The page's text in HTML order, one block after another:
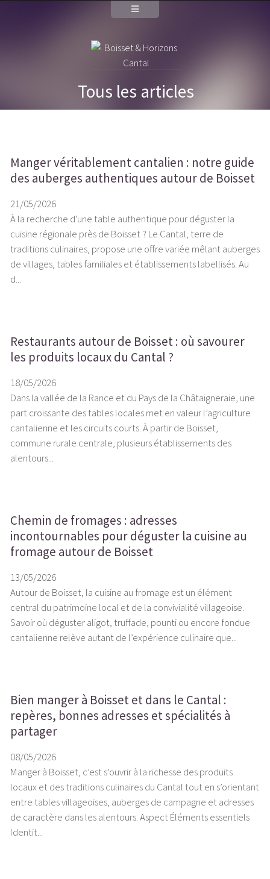
Tous les articles
Manger véritablement cantalien : notre guide
des auberges authentiques autour de Boisset
21/05/2026
À la recherche d'une table authentique pour déguster la
cuisine régionale près de Boisset ? Le Cantal, terre de
traditions culinaires, propose une offre variée mêlant auberges
de villages, tables familiales et établissements labellisés. Au
d...
Restaurants autour de Boisset : où savourer
les produits locaux du Cantal ?
18/05/2026
Dans la vallée de la Rance et du Pays de la Châtaigneraie, une
part croissante des tables locales met en valeur l’agriculture
cantalienne et les circuits courts. À partir de Boisset,
commune rurale centrale, plusieurs établissements des
alentours...
Chemin de fromages : adresses
incontournables pour déguster la cuisine au
fromage autour de Boisset
13/05/2026
Autour de Boisset, la cuisine au fromage est un élément
central du patrimoine local et de la convivialité villageoise.
Savoir où déguster aligot, truffade, pounti ou encore fondue
cantalienne relève autant de l’expérience culinaire que...
Bien manger à Boisset et dans le Cantal :
repères, bonnes adresses et spécialités à
partager
08/05/2026
Manger à Boisset, c’est s’ouvrir à la richesse des produits
locaux et des traditions culinaires du Cantal tout en s’orientant
entre tables villageoises, auberges de campagne et adresses
de caractère dans les alentours. Aspect Éléments essentiels
Identit...